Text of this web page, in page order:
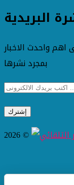
البريدية
واحدث الاخبار
بمجرد نشرها
2026 ©